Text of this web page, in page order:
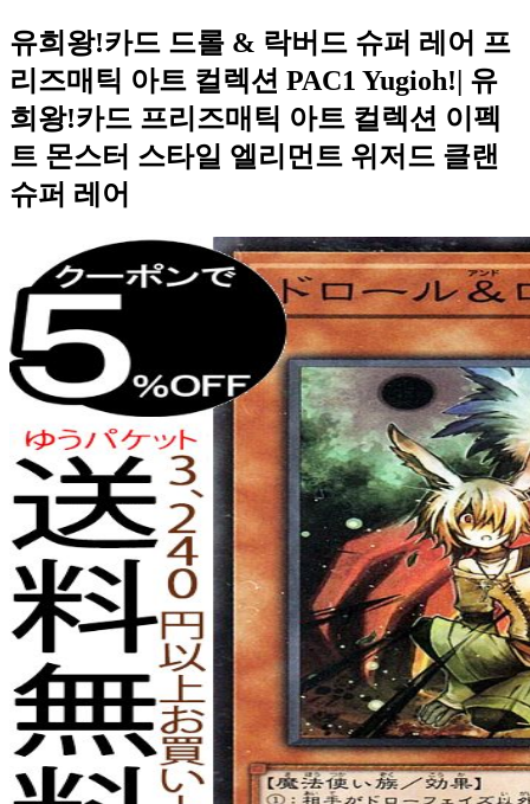
유희왕!카드 드롤 & 락버드 슈퍼 레어 프
리즈매틱 아트 컬렉션 PAC1 Yugioh!| 유
희왕!카드 프리즈매틱 아트 컬렉션 이펙
트 몬스터 스타일 엘리먼트 위저드 클랜
슈퍼 레어